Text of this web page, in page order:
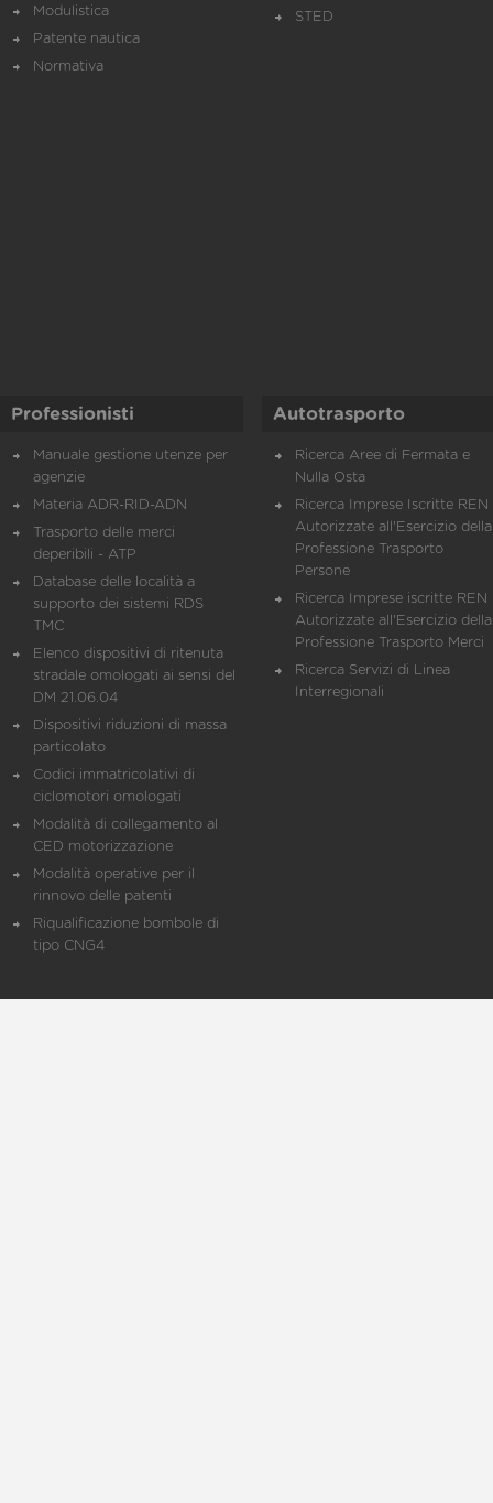
Modulistica
Patente nautica
Normativa
STED
Professionisti
Manuale gestione utenze per
agenzie
Materia ADR-RID-ADN
Trasporto delle merci
deperibili - ATP
Database delle località a
supporto dei sistemi RDS
TMC
Elenco dispositivi di ritenuta
stradale omologati ai sensi del
DM 21.06.04
Dispositivi riduzioni di massa
particolato
Codici immatricolativi di
ciclomotori omologati
Modalità di collegamento al
CED motorizzazione
Modalità operative per il
rinnovo delle patenti
Riqualificazione bombole di
tipo CNG4
Autotrasporto
Ricerca Aree di Fermata e
Nulla Osta
Ricerca Imprese Iscritte REN
Autorizzate all'Esercizio della
Professione Trasporto
Persone
Ricerca Imprese iscritte REN
Autorizzate all'Esercizio della
Professione Trasporto Merci
Ricerca Servizi di Linea
Interregionali